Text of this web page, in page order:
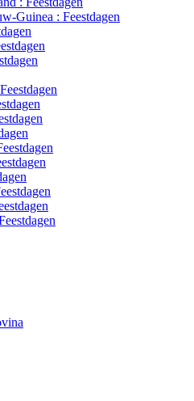
Guinea : Feestdagen